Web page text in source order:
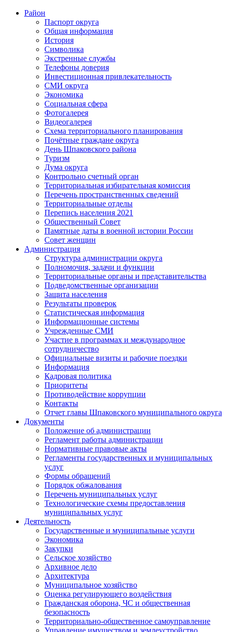
Район
Паспорт округа
Общая информация
История
Символика
Экстренные службы
Телефоны доверия
Инвестиционная привлекательность
СМИ округа
Экономика
Социальная сфера
Фотогалерея
Видеогалерея
Схема территориального планирования
Почётные граждане округа
День Шпаковского района
Туризм
Дума округа
Контрольно счетный орган
Территориальная избирательная комиссия
Перечень пространственных сведений
Территориальные отделы
Перепись населения 2021
Общественный Совет
Памятные даты в военной истории России
Совет женщин
Администрация
Структура администрации округа
Полномочия, задачи и функции
Территориальные органы и представительства
Подведомственные организации
Защита населения
Результаты проверок
Статистическая информация
Информационные системы
Учрежденные СМИ
Участие в программах и международное
сотрудничество
Официальные визиты и рабочие поездки
Информация
Кадровая политика
Приоритеты
Противодействие коррупции
Контакты
Отчет главы Шпаковского муниципального округа
Документы
Положение об администрации
Регламент работы администрации
Нормативные правовые акты
Регламенты государственных и муниципальных
услуг
Формы обращений
Порядок обжалования
Перечень муниципальных услуг
Технологические схемы предоставления
муниципальных услуг
Деятельность
Государственные и муниципальные услуги
Экономика
Закупки
Сельское хозяйство
Архивное дело
Архитектура
Муниципальное хозяйство
Оценка регулирующего воздействия
Гражданская оборона, ЧС и общественная
безопасность
Территориально-общественное самоуправление